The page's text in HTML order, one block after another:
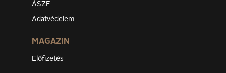
ÁSZF
Adatvédelem
MAGAZIN
Előfizetés